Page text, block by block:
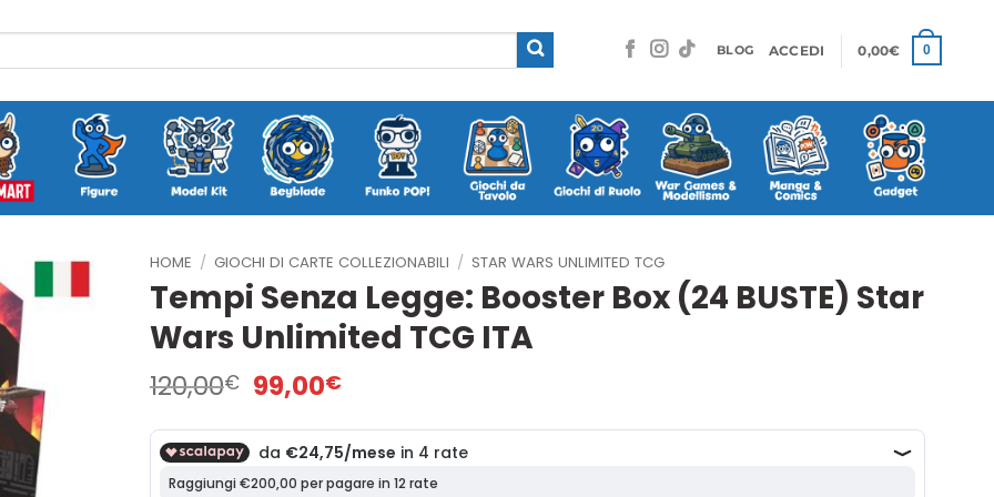
BLOG ACCEDI 0,00€ 0
HOME / GIOCHI DI CARTE COLLEZIONABILI / STAR WARS UNLIMITED TCG
Tempi Senza Legge: Booster Box (24 BUSTE) Star
Wars Unlimited TCG ITA
120,00€ Il
prezzo
originale
era:
120,00€.
99,00€Il
attuale
è:
99,00€.